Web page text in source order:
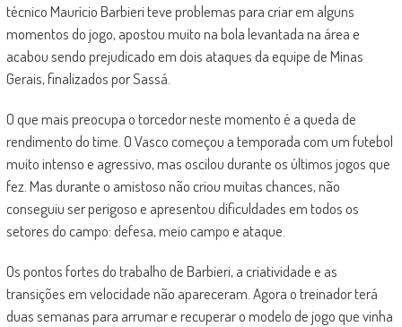
técnico Maurício Barbieri teve problemas para criar em alguns
momentos do jogo, apostou muito na bola levantada na área e
acabou sendo prejudicado em dois ataques da equipe de Minas
Gerais, finalizados por Sassá.
O que mais preocupa o torcedor neste momento é a queda de
rendimento do time. O Vasco começou a temporada com um futebol
muito intenso e agressivo, mas oscilou durante os últimos jogos que
fez. Mas durante o amistoso não criou muitas chances, não
conseguiu ser perigoso e apresentou dificuldades em todos os
setores do campo: defesa, meio campo e ataque.
Os pontos fortes do trabalho de Barbieri, a criatividade e as
transições em velocidade não apareceram. Agora o treinador terá
duas semanas para arrumar e recuperar o modelo de jogo que vinha